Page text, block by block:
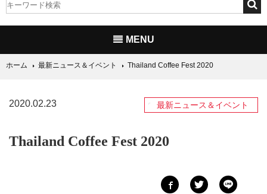
MENU
ホーム 最新ニュース＆イベント Thailand Coffee Fest 2020
2020.02.23 最新ニュース＆イベント
Thailand Coffee Fest 2020